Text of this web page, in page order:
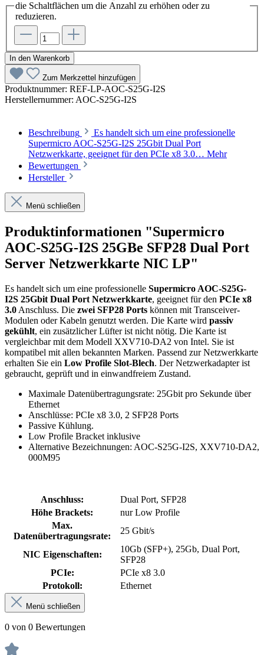
die Schaltflächen um die Anzahl zu erhöhen oder zu
reduzieren.
In den Warenkorb
Zum Merkzettel hinzufügen
Produktnummer: REF-LP-AOC-S25G-I2S
Herstellernummer: AOC-S25G-I2S
Beschreibung
Es handelt sich um eine professionelle
Supermicro AOC-S25G-I2S 25Gbit Dual Port
Netzwerkkarte, geeignet für den PCIe x8 3.0… Mehr
Bewertungen
Hersteller
Menü schließen
Produktinformationen "Supermicro
AOC-S25G-I2S 25GBe SFP28 Dual Port
Server Netzwerkkarte NIC LP"
Es handelt sich um eine professionelle Supermicro AOC-S25G-
I2S 25Gbit Dual Port Netzwerkkarte, geeignet für den PCIe x8
3.0 Anschluss. Die zwei SFP28 Ports können mit Transceiver-
Modulen oder Kabeln genutzt werden. Die Karte wird passiv
gekühlt, ein zusätzlicher Lüfter ist nicht nötig. Die Karte ist
vergleichbar mit dem Modell XXV710-DA2 von Intel. Sie ist
kompatibel mit allen bekannten Marken. Passend zur Netzwerkkarte
erhalten Sie ein Low Profile Slot-Blech. Der Netzwerkadapter ist
gebraucht, geprüft und in einwandfreiem Zustand.
Maximale Datenübertragungsrate: 25Gbit pro Sekunde über
Ethernet
Anschlüsse: PCIe x8 3.0, 2 SFP28 Ports
Passive Kühlung.
Low Profile Bracket inklusive
Alternative Bezeichnungen: AOC-S25G-I2S, XXV710-DA2,
000M95
Anschluss:
Dual Port, SFP28
Höhe Brackets:
nur Low Profile
Max.
Datenübertragungsrate:
25 Gbit/s
NIC Eigenschaften:
10Gb (SFP+), 25Gb, Dual Port,
SFP28
PCIe:
PCIe x8 3.0
Protokoll:
Ethernet
Menü schließen
0 von 0 Bewertungen